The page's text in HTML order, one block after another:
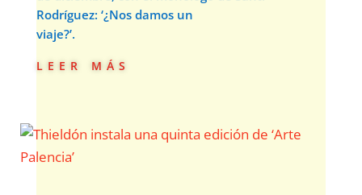
Rodríguez: ‘¿Nos damos un
viaje?’.
leer más